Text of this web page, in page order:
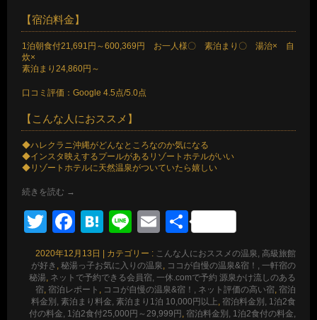
【宿泊料金】
1泊朝食付21,691円～600,369円 お一人様〇 素泊まり〇 湯治× 自
炊×
素泊まり24,860円～
口コミ評価：Google 4.5点/5.0点
【こんな人におススメ】
◆ハレクラニ沖縄がどんなところなのか気になる
◆インスタ映えするプールがあるリゾートホテルがいい
◆リゾートホテルに天然温泉がついていたら嬉しい
続きを読む →
TwitterFacebook
Hatena
LineEmail
共
有
2020年12月13日 カテゴリー : こんな人におススメの温泉, 高級旅館
が好き , 秘湯っ子お気に入りの温泉, ココが自慢の温泉&宿！, 一軒宿の
秘湯, ネットで予約できる会員宿, 一休.comで予約 源泉かけ流しのある
宿, 宿泊レポート , ココが自慢の温泉&宿！, ネット評価の高い宿, 宿泊
料金別, 素泊まり料金, 素泊まり1泊 10,000円以上, 宿泊料金別, 1泊2食
付の料金, 1泊2食付25,000円～29,999円 , 宿泊料金別, 1泊2食付の料金,